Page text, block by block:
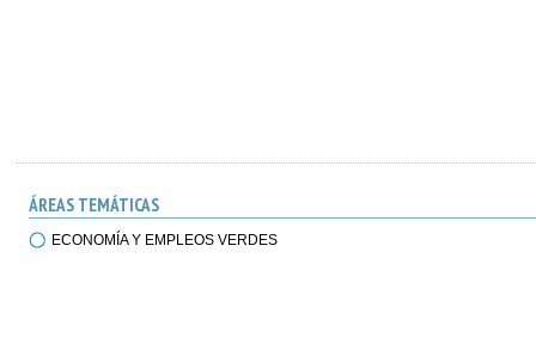
ÁREAS TEMÁTICAS
ECONOMÍA Y EMPLEOS VERDES